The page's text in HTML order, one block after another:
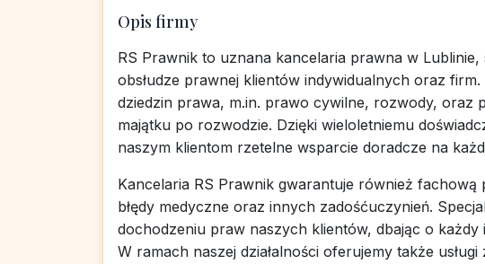
Opis firmy
RS Prawnik to uznana kancelaria prawna w
obsłudze prawnej klientów indywidualnych oraz
dziedzin prawa, m.in. prawo cywilne, rozwody, oraz
majątku po rozwodzie. Dzięki wieloletniemu
naszym klientom rzetelne wsparcie doradcze na
Kancelaria RS Prawnik gwarantuje również
błędy medyczne oraz innych zadośćuczynień.
dochodzeniu praw naszych klientów, dbając o każdy
W ramach naszej działalności oferujemy także